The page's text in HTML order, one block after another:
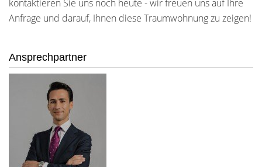
kontaktieren Sie uns noch heute - wir freuen uns auf Ihre
Anfrage und darauf, Ihnen diese Traumwohnung zu zeigen!
Ansprechpartner